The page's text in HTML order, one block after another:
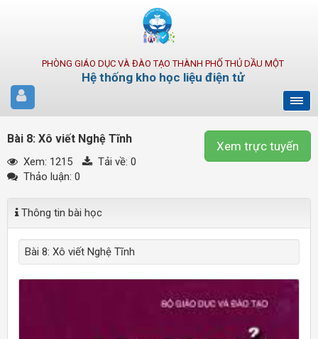
PHÒNG GIÁO DỤC VÀ ĐÀO TẠO THÀNH PHỐ THỦ DẦU MỘT
Hệ thống kho học liệu điện tử
Xem trực tuyến
Bài 8: Xô viết Nghệ Tĩnh
Xem: 1215 Tải về: 0
Thảo luận: 0
Thông tin bài học
Bài 8: Xô viết Nghệ Tĩnh